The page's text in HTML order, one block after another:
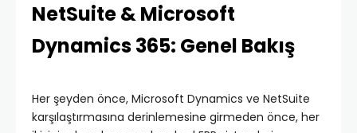
NetSuite & Microsoft
Dynamics 365: Genel Bakış
Her şeyden önce, Microsoft Dynamics ve NetSuite
karşılaştırmasına derinlemesine girmeden önce, her